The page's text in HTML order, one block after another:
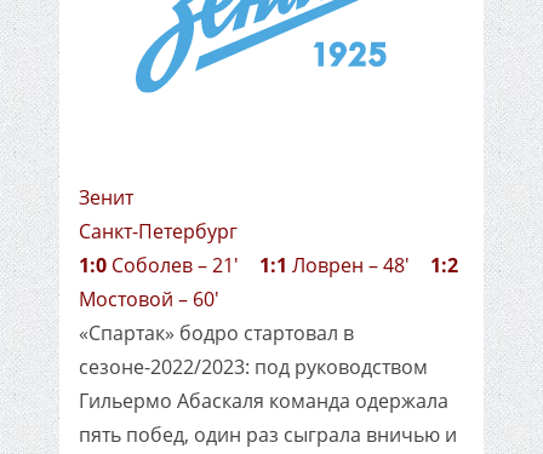
Зенит
Санкт-Петербург
1:0 Соболев – 21' 1:1 Ловрен – 48' 1:2
Мостовой – 60'
«Спартак» бодро стартовал в
сезоне-2022/2023: под руководством
Гильермо Абаскаля команда одержала
пять побед, один раз сыграла вничью и